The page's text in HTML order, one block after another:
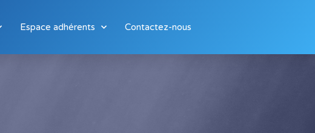
Espace adhérents Contactez-nous